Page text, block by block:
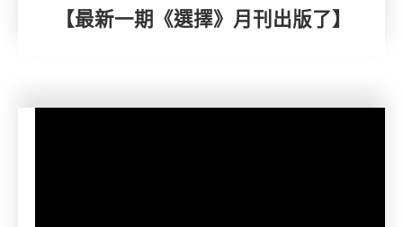
【最新一期《選擇》月刊出版了】